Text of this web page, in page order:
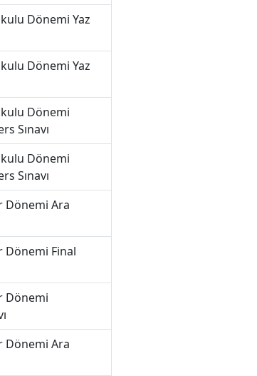
Dönemi Yaz
Dönemi Yaz
Dönemi
Sınavı
Dönemi
Sınavı
Dönemi Ara
Dönemi Final
Dönemi
Dönemi Ara